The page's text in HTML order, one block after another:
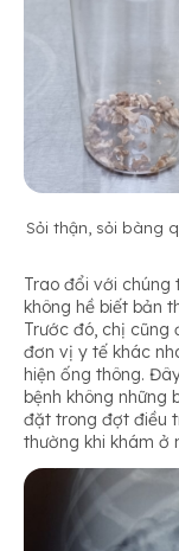
Sỏi thận, sỏi bàng
Trao đổi với chúng
không hề biết bản
Trước đó, chị cũng
đơn vị y tế khác
hiện ống thông.
bệnh không những
đặt trong đợt điều
thường khi khám ở